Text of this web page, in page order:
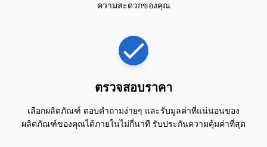
ความสะดวกของคุณ
ตรวจสอบราคา
เลือกผลิตภัณฑ์ ตอบคำถามง่ายๆ และรับมูลค่าที่แน่นอนของ
ผลิตภัณฑ์ของคุณได้ภายในไม่กี่นาที รับประกันความคุ้มค่าที่สุด